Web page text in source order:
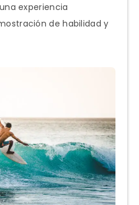
experiencia
de habilidad y